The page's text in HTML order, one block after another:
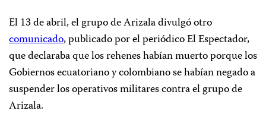
El 13 de abril, el grupo de Arizala divulgó otro
comunicado, publicado por el periódicoEl Espectador,
que declaraba que los rehenes habían muerto porque los
Gobiernos ecuatoriano y colombiano se habían negado a
suspender los operativos militares contra el grupo de
Arizala.